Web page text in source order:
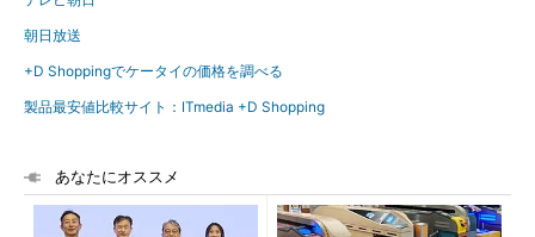
朝日放送
+D Shoppingでケータイの価格を調べる
製品最安値比較サイト：ITmedia +D Shopping
あなたにオススメ